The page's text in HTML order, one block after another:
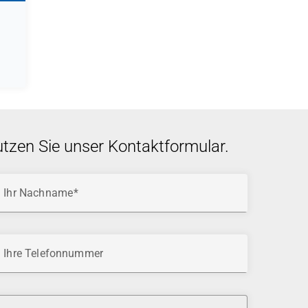
Sie unser Kontaktformular.
Ihr Nachname
Ihre Telefonnummer